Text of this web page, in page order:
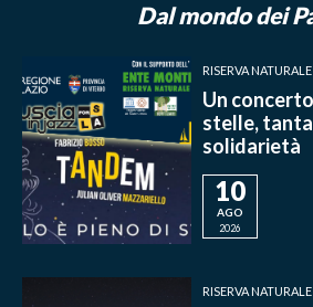
Dal mondo dei
RISERVA
Un
stelle, tanta
solidarietà
10
AGO
2026
RISERVA